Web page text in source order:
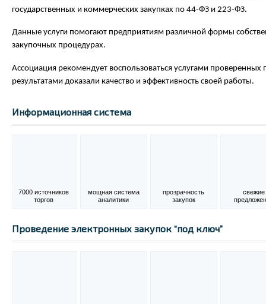
государственных и коммерческих закупках по 44-ФЗ и 223-ФЗ.
Данные услуги помогают предприятиям различной формы
закупочных процедурах.
Ассоциация рекомендует воспользоваться услугами
результатами доказали качество и эффективность своей работы.
Информационная система
7000 источников
торгов
мощная система
аналитики
прозрачность
закупок
свежие
Проведение электронных закупок “под ключ”